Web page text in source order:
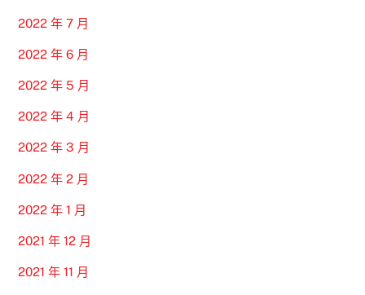
2022 年 7 月
2022 年 6 月
2022 年 5 月
2022 年 4 月
2022 年 3 月
2022 年 2 月
2022 年 1 月
2021 年 12 月
2021 年 11 月